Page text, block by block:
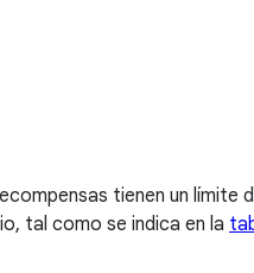
tienen un
tal como se indica en la